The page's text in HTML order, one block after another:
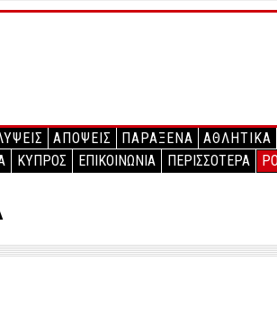
ΑΠΟΨΕΙΣ ΠΑΡΑΞΕΝΑ ΑΘΛΗΤΙΚΑ
ΚΥΠΡΟΣ ΕΠΙΚΟΙΝΩΝΙΑ ΠΕΡΙΣΣΟΤΕΡΑ